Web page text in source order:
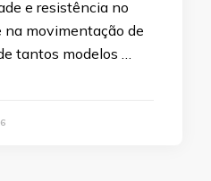
e resistência no
movimentação de
tantos modelos …